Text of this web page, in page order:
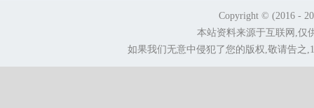
Copyright © (2016 -
本站资料来源于互联网,仅
如果我们无意中侵犯了您的版权,敬请告之